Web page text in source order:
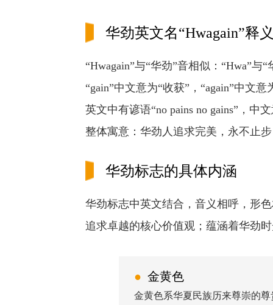
华劲英文名“Hwagain”释
“Hwagain”与“华劲”音相似：“Hwa”与
“gain”中文意为“收获”，“again”中文
英文中有谚语“no pains no gains”，中
整体寓意：华劲人追求完美，永不止
华劲标志的具体内涵
华劲标志中英文结合，音义相呼，形
追求卓越的核心价值观；蕴涵着华劲
● 金黄色
金黄色系华夏民族历来尊崇的